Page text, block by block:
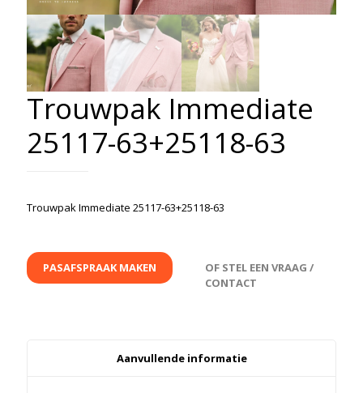
Trouwpak Immediate
25117-63+25118-63
Trouwpak Immediate 25117-63+25118-63
PASAFSPRAAK MAKEN
OF STEL EEN VRAAG /
CONTACT
Aanvullende informatie